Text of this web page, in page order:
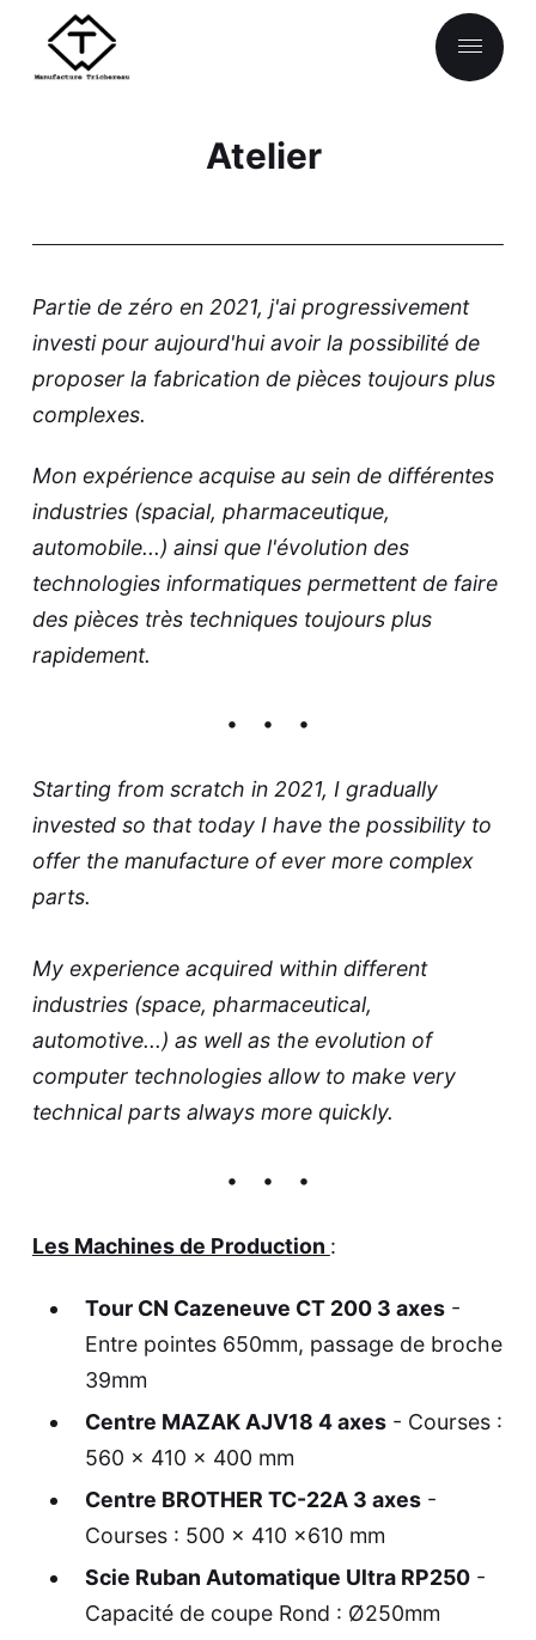
Atelier
Partie de zéro en 2021, j'ai progressivement
investi pour aujourd'hui avoir la possibilité de
proposer la fabrication de pièces toujours plus
complexes.
Mon expérience acquise au sein de différentes
industries (spacial, pharmaceutique,
automobile...) ainsi que l'évolution des
technologies informatiques permettent de faire
des pièces très techniques toujours plus
rapidement.
Starting from scratch in 2021, I gradually
invested so that today I have the possibility to
offer the manufacture of ever more complex
parts.
My experience acquired within different
industries (space, pharmaceutical,
automotive...) as well as the evolution of
computer technologies allow to make very
technical parts always more quickly.
Les Machines de Production :
Tour CN Cazeneuve CT 200 3 axes-
Entre pointes 650mm, passage de broche
39mm
Centre MAZAK AJV18 4 axes- Courses :
560 x 410 x 400 mm
Centre BROTHER TC-22A 3 axes-
Courses : 500 x 410 x610 mm
Scie Ruban Automatique Ultra RP250-
Capacité de coupe Rond : Ø250mm